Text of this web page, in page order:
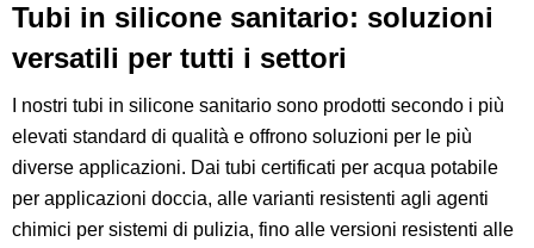
Tubi in silicone sanitario: soluzioni
versatili per tutti i settori
I nostri tubi in silicone sanitario sono prodotti secondo i più
elevati standard di qualità e offrono soluzioni per le più
diverse applicazioni. Dai tubi certificati per acqua potabile
per applicazioni doccia, alle varianti resistenti agli agenti
chimici per sistemi di pulizia, fino alle versioni resistenti alle